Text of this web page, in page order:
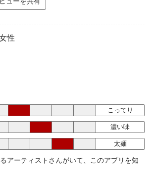
性
こってり
濃い味
太麺
アーティストさんがいて、このアプリを知